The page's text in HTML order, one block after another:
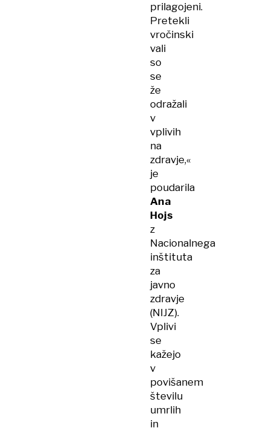
prilagojeni.
Pretekli
vročinski
vali
so
se
že
odražali
v
vplivih
na
zdravje,«
je
poudarila
Ana
Hojs
z
Nacionalnega
inštituta
za
javno
zdravje
(NIJZ).
Vplivi
se
kažejo
v
povišanem
številu
umrlih
in